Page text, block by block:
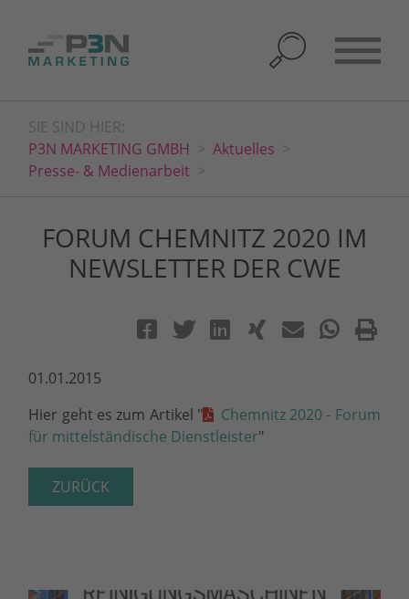
SIE SIND HIER:
P3N MARKETING GMBH
Aktuelles
Presse- & Medienarbeit
FORUM CHEMNITZ 2020 IM
NEWSLETTER DER CWE
01.01.2015
Hier geht es zum Artikel "
Chemnitz 2020 - Forum
für mittelständische Dienstleister"
ZURÜCK